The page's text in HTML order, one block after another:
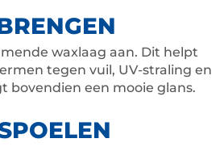
waxlaag aan. Dit helpt
tegen vuil, UV-straling en
bovendien een mooie glans.